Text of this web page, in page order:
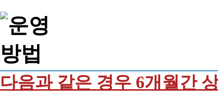
다음과 같은 경우 6개월간